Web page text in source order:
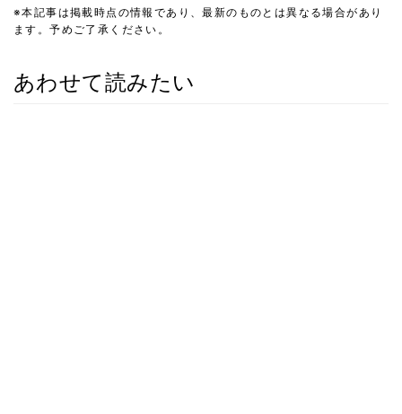
※本記事は掲載時点の情報であり、最新のものとは異なる場合があり
ます。予めご了承ください。
あわせて読みたい